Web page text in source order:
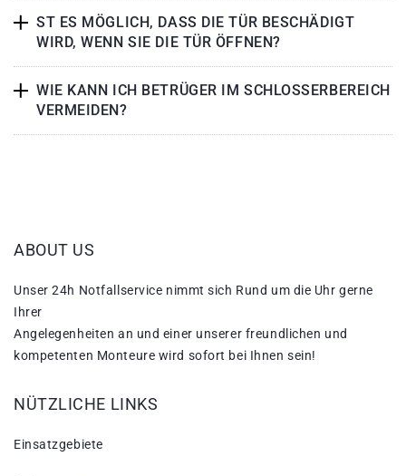
ST ES MÖGLICH, DASS DIE TÜR BESCHÄDIGT
WIRD, WENN SIE DIE TÜR ÖFFNEN?
WIE KANN ICH BETRÜGER IM SCHLOSSERBEREICH
VERMEIDEN?
ABOUT US
Unser 24h Notfallservice nimmt sich Rund um die Uhr gerne
Ihrer
Angelegenheiten an und einer unserer freundlichen und
kompetenten Monteure wird sofort bei Ihnen sein!
NÜTZLICHE LINKS
Einsatzgebiete